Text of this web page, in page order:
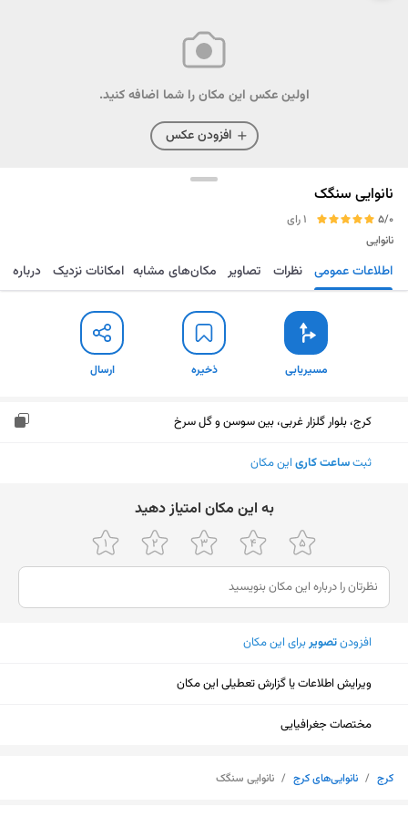
اولین عکس این مکان را شما اضافه کنید.
افزودن عکس
نانوایی سنگک
5/0
1 رای
نانوایی
مسیریابی ذخیره ارسال اطلاعات عمومی نظرات تصاویر مکان‌های مشابه امکانات نزدیک درباره
مسیریابی ذخیره ارسال
کرج، بلوار گلزار غربی، بین سوسن و گل سرخ
ثبتساعت کاری این مکان
ﺑﻪ اﯾﻦ ﻣﮑﺎن اﻣﺘﯿﺎز دﻫﯿﺪ
افزودنتصویربرای این مکان
ویرایش اطلاعات یا گزارش تعطیلی این مکان
مختصات جغرافیایی
کرج / نانوایی‌های کرج / نانوایی سنگک